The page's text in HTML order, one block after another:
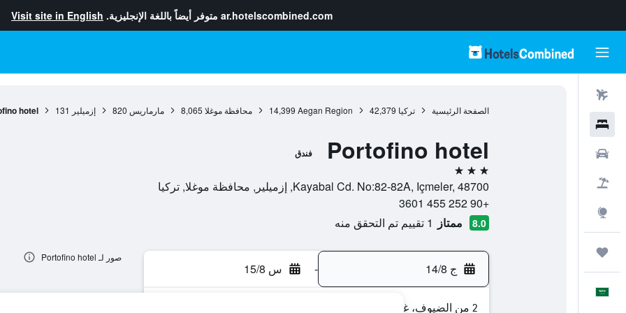
ar.hotelscombined.com متوفر أيضاً باللغة الإنجليزية. Visit site in English
الصفحة الرئيسية تركيا 42,379
Aegan Region
14,399 محافظة موغلا 8,065 مارماريس 820 إزميلير 131
hotel
Portofino hotel فندق
3 نجوم
Kayabal Cd. No:82-82A, Içmeler, 48700, إزميلير, محافظة موغلا, تركيا
+90 252 455 3601
8.0 ممتاز 1 تقييم تم التحقق منه
ج 14/8 - س 15/8
2 من الضيوف، غرفة واحدة
صور لـ Portofino hotel